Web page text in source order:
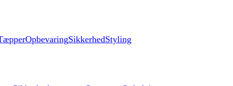
OpbevaringSikkerhedStyling